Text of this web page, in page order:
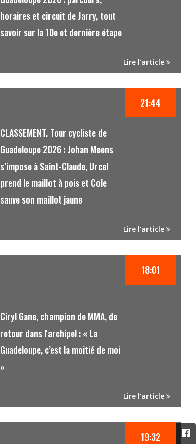
horaires et circuit de Jarry, tout
savoir sur la 10e et dernière étape
Lire l'article
CLASSEMENT. Tour cycliste de
Guadeloupe 2026 : Johan Meens
s’impose à Saint-Claude, Urcel
prend le maillot à pois et Cole
sauve son maillot jaune
21:44
Lire l'article
Ciryl Gane, champion de MMA, de
retour dans l'archipel : « La
Guadeloupe, c’est la moitié de moi
»
18:01
Lire l'article
19:32